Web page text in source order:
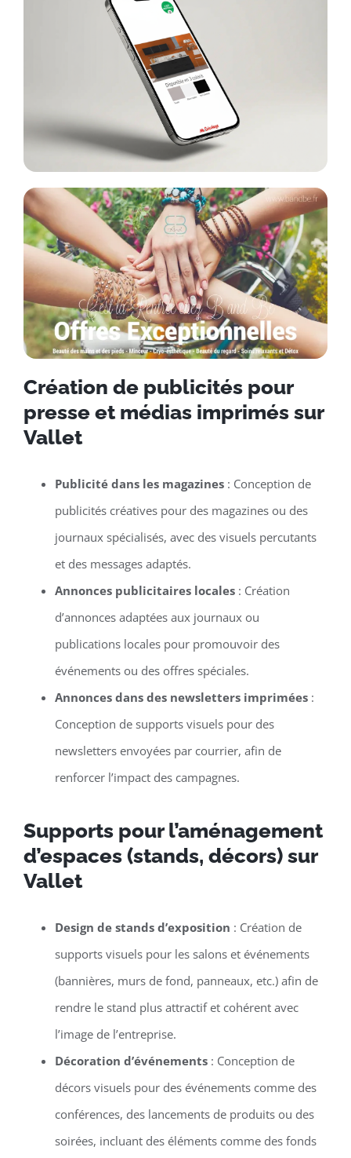
Création de publicités pour
presse et médias imprimés sur
Vallet
Publicité dans les magazines: Conception de
publicités créatives pour des magazines ou des
journaux spécialisés, avec des visuels percutants
et des messages adaptés.
Annonces publicitaires locales: Création
d’annonces adaptées aux journaux ou
publications locales pour promouvoir des
événements ou des offres spéciales.
Annonces dans des newsletters imprimées:
Conception de supports visuels pour des
newsletters envoyées par courrier, afin de
renforcer l’impact des campagnes.
Supports pour l’aménagement
d’espaces (stands, décors) sur
Vallet
Design de stands d’exposition : Création de
supports visuels pour les salons et événements
(bannières, murs de fond, panneaux, etc.) afin de
rendre le stand plus attractif et cohérent avec
l’image de l’entreprise.
Décoration d’événements: Conception de
décors visuels pour des événements comme des
conférences, des lancements de produits ou des
soirées, incluant des éléments comme des fonds